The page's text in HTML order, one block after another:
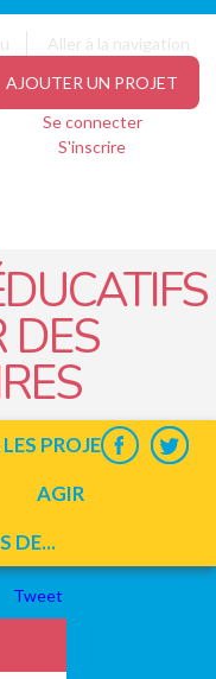
Aller à la navigation
AJOUTER UN PROJET
Se connecter
S'inscrire
PROJETS
AGIR
DE...
Tweet